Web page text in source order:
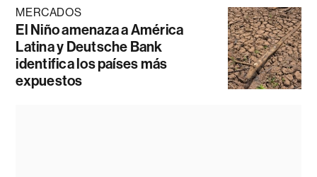
MERCADOS
El Niño amenaza a América
Latina y Deutsche Bank
identifica los países más
expuestos